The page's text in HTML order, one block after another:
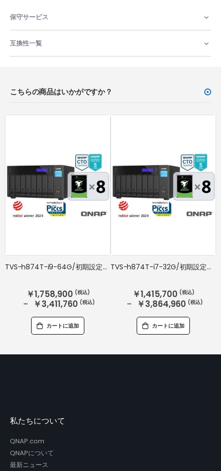
の
情
報
保守サービス
互換性一覧
こちらの商品はいかがですか？
TVS-h874T-i9-64G/初期設定済/ドライブ搭載/5年標準保証
￥1,758,900
￥3,411,760
カートに追加
TVS-h874T-i7-32G/初期設定済/ドライブ搭載/5年標準保証
￥1,415,700
￥3,864,960
カートに追加
私たちについて
QNAP.com
QNAPについて
最新ニュース